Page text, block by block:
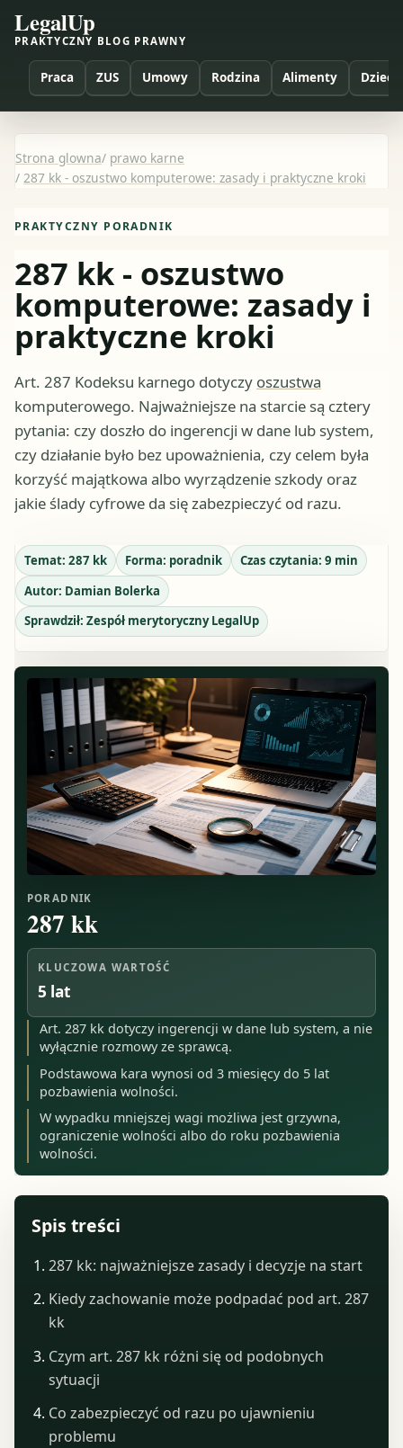
LegalUp
PRAKTYCZNY BLOG PRAWNY
Praca ZUS Umowy Rodzina Alimenty Dzieci
Strona glowna/ prawo karne
/ 287 kk - oszustwo komputerowe: zasady i praktyczne kroki
PRAKTYCZNY PORADNIK
287 kk - oszustwo
komputerowe: zasady i
praktyczne kroki
Art. 287 Kodeksu karnego dotyczy oszustwa
komputerowego. Najważniejsze na starcie są cztery
pytania: czy doszło do ingerencji w dane lub system,
czy działanie było bez upoważnienia, czy celem była
korzyść majątkowa albo wyrządzenie szkody oraz
jakie ślady cyfrowe da się zabezpieczyć od razu.
Temat: 287 kk Forma: poradnik Czas czytania: 9 min
Autor: Damian Bolerka
Sprawdził: Zespół merytoryczny LegalUp
PORADNIK
287 kk
KLUCZOWA WARTOŚĆ
5 lat
Art. 287 kk dotyczy ingerencji w dane lub system, a nie
wyłącznie rozmowy ze sprawcą.
Podstawowa kara wynosi od 3 miesięcy do 5 lat
pozbawienia wolności.
W wypadku mniejszej wagi możliwa jest grzywna,
ograniczenie wolności albo do roku pozbawienia
wolności.
Spis treści
287 kk: najważniejsze zasady i decyzje na start
Kiedy zachowanie może podpadać pod art. 287
kk
Czym art. 287 kk różni się od podobnych
sytuacji
Co zabezpieczyć od razu po ujawnieniu
problemu